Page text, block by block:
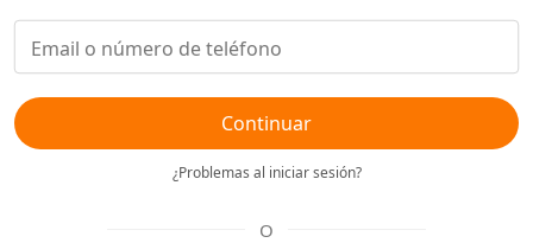
Continuar
¿Problemas al iniciar sesión?
O